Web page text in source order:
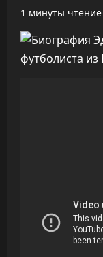
1 минуты чтение